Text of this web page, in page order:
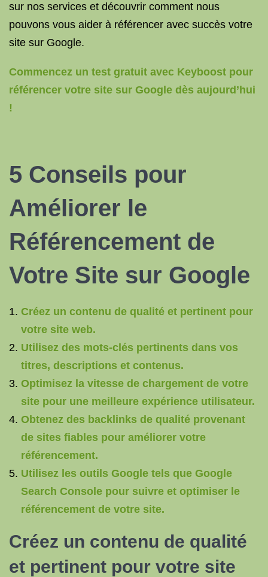
sur nos services et découvrir comment nous
pouvons vous aider à référencer avec succès votre
site sur Google.
Commencez un test gratuit avec Keyboost pour
référencer votre site sur Google dès aujourd’hui
!
5 Conseils pour
Améliorer le
Référencement de
Votre Site sur Google
Créez un contenu de qualité et pertinent pour
votre site web.
Utilisez des mots-clés pertinents dans vos
titres, descriptions et contenus.
Optimisez la vitesse de chargement de votre
site pour une meilleure expérience utilisateur.
Obtenez des backlinks de qualité provenant
de sites fiables pour améliorer votre
référencement.
Utilisez les outils Google tels que Google
Search Console pour suivre et optimiser le
référencement de votre site.
Créez un contenu de qualité
et pertinent pour votre site